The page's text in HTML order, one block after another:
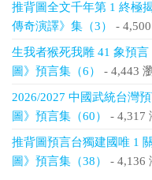
推背圖全文千年第 1 終極
傳奇演譯》集（3）
-
生我者猴死我雕 41 象預
圖》預言集（6）
- 4,443
2026/2027 中國武統台灣
圖》預言集（60）
- 4,317
推背圖預言台獨建國唯 1
圖》預言集（38）
- 4,136